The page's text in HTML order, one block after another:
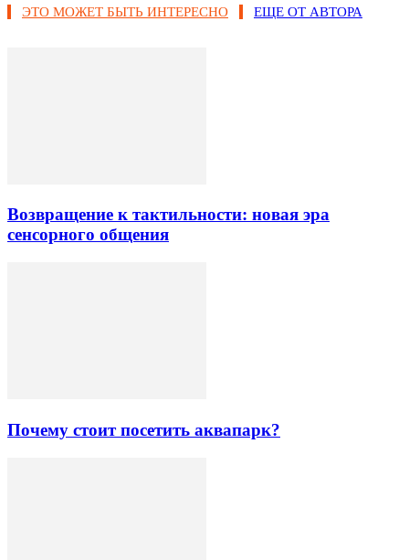
ЭТО МОЖЕТ БЫТЬ ИНТЕРЕСНО ЕЩЕ ОТ АВТОРА
Возвращение к тактильности: новая эра
сенсорного общения
Почему стоит посетить аквапарк?